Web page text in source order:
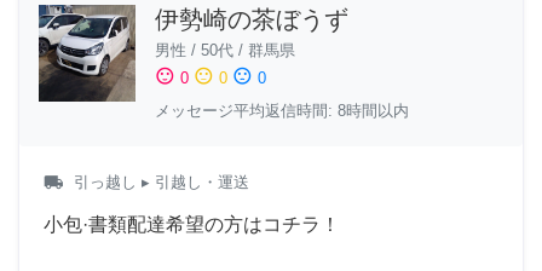
伊勢崎の茶ぼうず
男性 / 50代 / 群馬県
sentiment_satisfied 0 sentiment_neutral 0 sentiment_dissatisfied 0
メッセージ平均返信時間: 8時間以内
local_shipping 引っ越し ▸ 引越し・運送
小包·書類配達希望の方はコチラ！